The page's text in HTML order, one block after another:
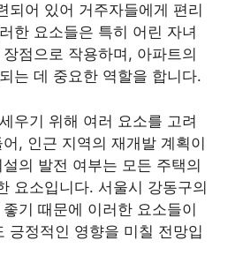
되어 있어 거주자들에게 편리
한 요소들은 특히 어린 자녀
점으로 작용하며, 아파트의
는 데 중요한 역할을 합니다.
우기 위해 여러 요소를 고려
, 인근 지역의 재개발 계획이
의 발전 여부는 모든 주택의
요소입니다. 서울시 강동구의
기 때문에 이러한 요소들이
긍정적인 영향을 미칠 전망입